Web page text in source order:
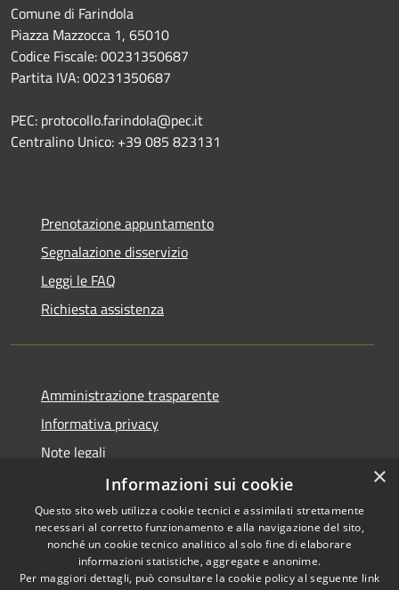
Comune di Farindola
Piazza Mazzocca 1, 65010
Codice Fiscale: 00231350687
Partita IVA: 00231350687
PEC: protocollo.farindola@pec.it
Centralino Unico: +39 085 823131
Prenotazione appuntamento
Segnalazione disservizio
Leggi le FAQ
Richiesta assistenza
Amministrazione trasparente
Informativa privacy
Note legali
Dichiarazione di accessibilità
RSS
Copyright © 2026 • Comune di
×
Informazioni sui cookie
Questo sito web utilizza cookie tecnici e assimilati strettamente
necessari al corretto funzionamento e alla navigazione del sito,
nonché un cookie tecnico analitico al solo fine di elaborare
informazioni statistiche, aggregate e anonime.
Per maggiori dettagli, può consultare la cookie policy al seguente link